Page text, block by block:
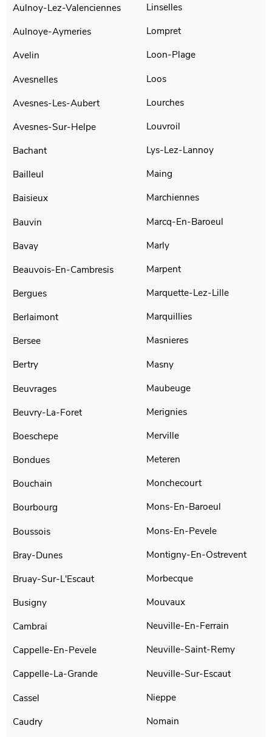
Aulnoy-Lez-Valenciennes
Aulnoye-Aymeries
Avelin
Avesnelles
Avesnes-Les-Aubert
Avesnes-Sur-Helpe
Bachant
Bailleul
Baisieux
Bauvin
Bavay
Beauvois-En-Cambresis
Bergues
Berlaimont
Bersee
Bertry
Beuvrages
Beuvry-La-Foret
Boeschepe
Bondues
Bouchain
Bourbourg
Boussois
Bray-Dunes
Bruay-Sur-L'Escaut
Busigny
Cambrai
Cappelle-En-Pevele
Cappelle-La-Grande
Cassel
Caudry
Linselles
Lompret
Loon-Plage
Loos
Lourches
Louvroil
Lys-Lez-Lannoy
Maing
Marchiennes
Marcq-En-Baroeul
Marly
Marpent
Marquette-Lez-Lille
Marquillies
Masnieres
Masny
Maubeuge
Merignies
Merville
Meteren
Monchecourt
Mons-En-Baroeul
Mons-En-Pevele
Montigny-En-Ostrevent
Morbecque
Mouvaux
Neuville-En-Ferrain
Neuville-Saint-Remy
Neuville-Sur-Escaut
Nieppe
Nomain